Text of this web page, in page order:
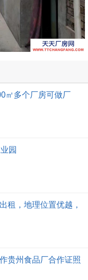
㎡多个厂房可做厂
园
租，地理位置优越，
贵州食品厂合作证照